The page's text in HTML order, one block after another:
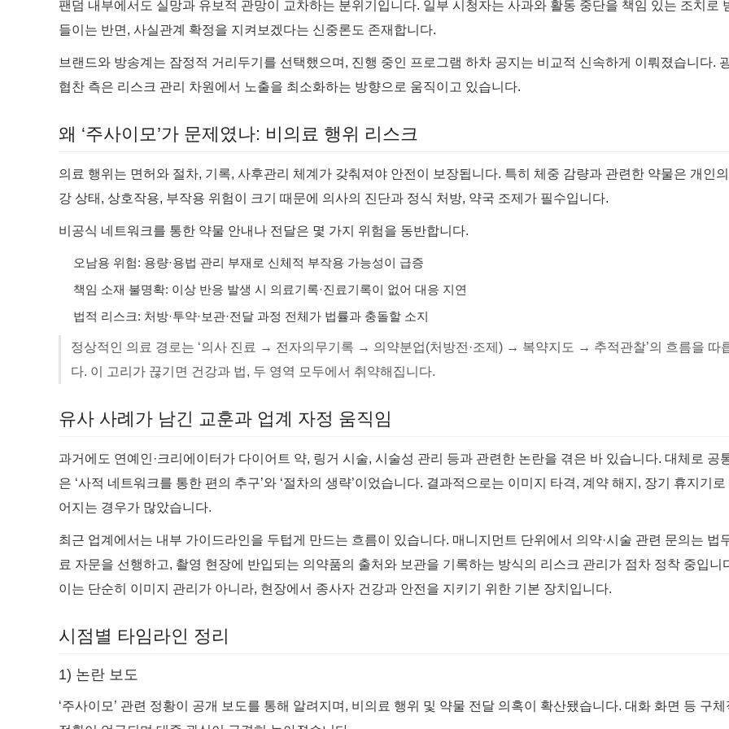
팬덤 내부에서도 실망과 유보적 관망이 교차하는 분위기입니다. 일부 시청자는 사과와 활동 중단을 책임 있는 조치로
들이는 반면, 사실관계 확정을 지켜보겠다는 신중론도 존재합니다.
브랜드와 방송계는 잠정적 거리두기를 선택했으며, 진행 중인 프로그램 하차 공지는 비교적 신속하게 이뤄졌습니다.
협찬 측은 리스크 관리 차원에서 노출을 최소화하는 방향으로 움직이고 있습니다.
왜 ‘주사이모’가 문제였나: 비의료 행위 리스크
의료 행위는 면허와 절차, 기록, 사후관리 체계가 갖춰져야 안전이 보장됩니다. 특히 체중 감량과 관련한 약물은 개인의
강 상태, 상호작용, 부작용 위험이 크기 때문에 의사의 진단과 정식 처방, 약국 조제가 필수입니다.
비공식 네트워크를 통한 약물 안내나 전달은 몇 가지 위험을 동반합니다.
오남용 위험: 용량·용법 관리 부재로 신체적 부작용 가능성이 급증
책임 소재 불명확: 이상 반응 발생 시 의료기록·진료기록이 없어 대응 지연
법적 리스크: 처방·투약·보관·전달 과정 전체가 법률과 충돌할 소지
정상적인 의료 경로는 ‘의사 진료 → 전자의무기록 → 의약분업(처방전·조제) → 복약지도 → 추적관찰’의 흐름을 따
다. 이 고리가 끊기면 건강과 법, 두 영역 모두에서 취약해집니다.
유사 사례가 남긴 교훈과 업계 자정 움직임
과거에도 연예인·크리에이터가 다이어트 약, 링거 시술, 시술성 관리 등과 관련한 논란을 겪은 바 있습니다. 대체로 공
은 ‘사적 네트워크를 통한 편의 추구’와 ‘절차의 생략’이었습니다. 결과적으로는 이미지 타격, 계약 해지, 장기 휴지기로
어지는 경우가 많았습니다.
최근 업계에서는 내부 가이드라인을 두텁게 만드는 흐름이 있습니다. 매니지먼트 단위에서 의약·시술 관련 문의는 법
료 자문을 선행하고, 촬영 현장에 반입되는 의약품의 출처와 보관을 기록하는 방식의 리스크 관리가 점차 정착 중입니
이는 단순히 이미지 관리가 아니라, 현장에서 종사자 건강과 안전을 지키기 위한 기본 장치입니다.
시점별 타임라인 정리
1) 논란 보도
‘주사이모’ 관련 정황이 공개 보도를 통해 알려지며, 비의료 행위 및 약물 전달 의혹이 확산됐습니다. 대화 화면 등 구체